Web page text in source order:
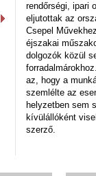
rendőrségi, ipari
eljutottak az
Csepel
éjszakai
dolgozók közül
az, hogy a
szemlélte az
helyzetben sem
kívülállóként
szerző.